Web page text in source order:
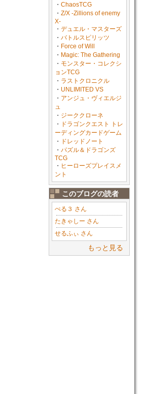
・ ChaosTCG
・ Z/X -Zillions of enemy
X-
・ デュエル・マスターズ
・ バトルスピリッツ
・ Force of Will
・ Magic: The Gathering
・ モンスター・コレクシ
ョンTCG
・ ラストクロニクル
・ UNLIMITED VS
・ アンジュ・ヴィエルジ
ュ
・ ジーククローネ
・
ドラゴンクエスト トレ
ーディングカードゲーム
・
ドレッドノート
・ パズル＆ドラゴンズ
TCG
・ ヒーローズプレイスメ
ント
このブログの読者
ぺる３ さん
たきゃしー さん
せるふぃ さん
もっと見る